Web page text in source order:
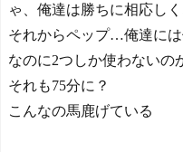
ゃ、俺達は勝ちに相応し
それからペップ…俺達に
なのに2つしか使わないの
それも75分に？
こんなの馬鹿げている